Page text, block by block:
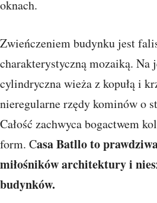
oknach.
Zwieńczeniem budynku jest
charakterystyczną mozaiką. Na
cylindryczna wieża z kopułą i
nieregularne rzędy kominów o
Całość zachwyca bogactwem
form. Casa Batllo to
miłośników architektury i
budynków.